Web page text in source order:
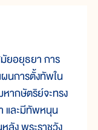
ยอยุธยา การ
นการตั้งทัพใน
ากษัตริย์จะทรง
และมีทัพหนุน